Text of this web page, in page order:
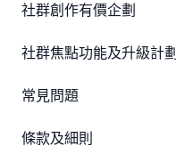
社群創作有價企劃
社群焦點功能及升級計劃
常見問題
條款及細則